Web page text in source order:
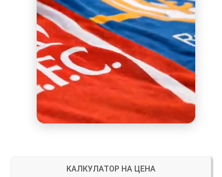
КАЛКУЛАТОР НА ЦЕНА